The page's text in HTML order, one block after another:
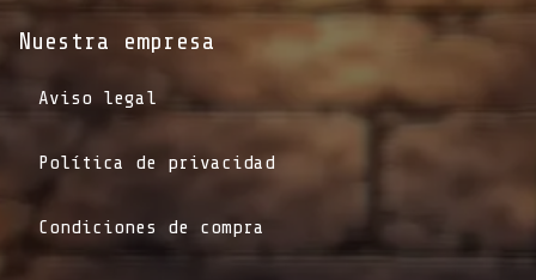
Nuestra empresa
Aviso legal
Política de privacidad
Condiciones de compra